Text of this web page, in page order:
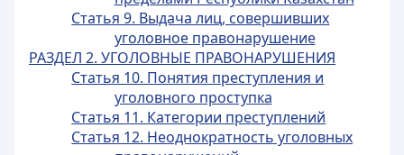
Статья 9. Выдача лиц, совершивших
уголовное правонарушение
РАЗДЕЛ 2. УГОЛОВНЫЕ ПРАВОНАРУШЕНИЯ
Статья 10. Понятия преступления и
уголовного проступка
Статья 11. Категории преступлений
Статья 12. Неоднократность уголовных